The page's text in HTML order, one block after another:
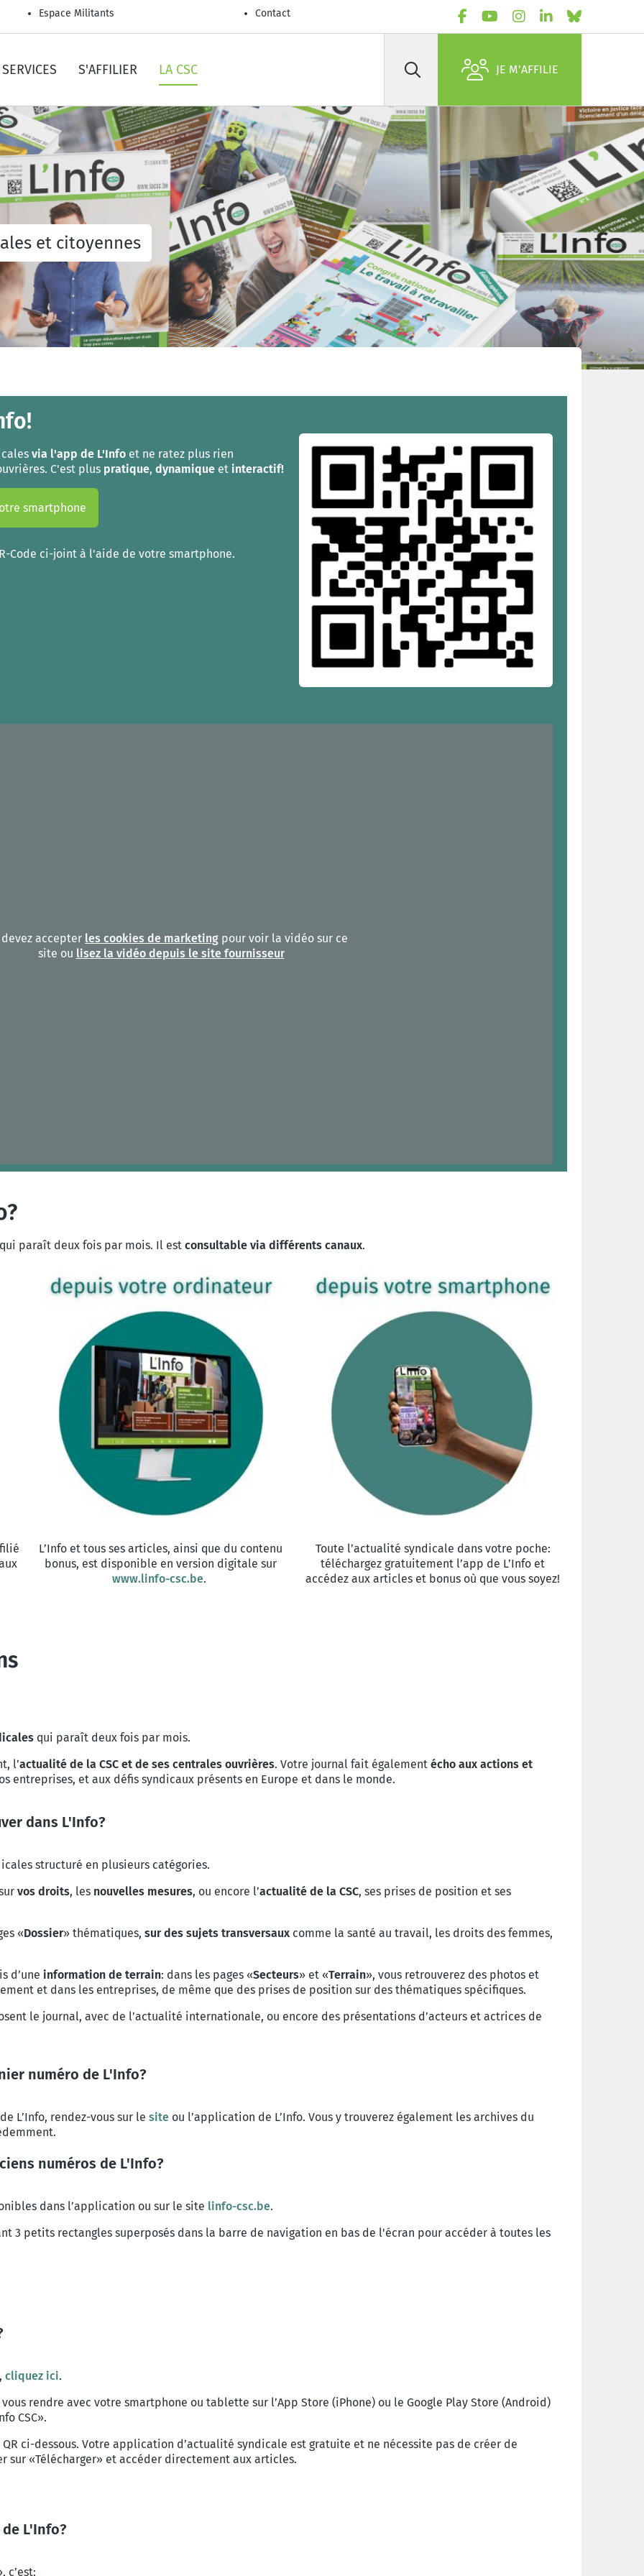
Espace Militants Contact
SERVICES S'AFFILIER LA CSC Rechercher JE M'AFFILIE
et citoyennes
via l'app de L'Info et ne ratez plus rien
C'est plus pratique, dynamique et interactif!
smartphone
Code ci-joint à l'aide de votre smartphone.
devez accepter les cookies de marketing pour voir la vidéo sur ce
site ou lisez la vidéo depuis le site fournisseur
paraît deux fois par mois. Il est consultable via différents canaux.
L’Info et tous ses articles, ainsi que du contenu
bonus, est disponible en version digitale sur
www.linfo-csc.be.
Toute l’actualité syndicale dans votre poche:
téléchargez gratuitement l’app de L’Info et
accédez aux articles et bonus où que vous soyez!
qui paraît deux fois par mois.
l’actualité de la CSC et de ses centrales ouvrières. Votre journal fait également écho aux actions et
entreprises, et aux défis syndicaux présents en Europe et dans le monde.
dans L'Info?
structuré en plusieurs catégories.
vos droits, les nouvelles mesures, ou encore l’actualité de la CSC, ses prises de position et ses
«Dossier» thématiques, sur des sujets transversaux comme la santé au travail, les droits des femmes,
d’une information de terrain: dans les pages «Secteurs» et «Terrain», vous retrouverez des photos et
et dans les entreprises, de même que des prises de position sur des thématiques spécifiques.
le journal, avec de l’actualité internationale, ou encore des présentations d’acteurs et actrices de
numéro de L'Info?
L’Info, rendez-vous sur le site ou l’application de L’Info. Vous y trouverez également les archives du
numéros de L'Info?
dans l’application ou sur le site linfo-csc.be.
3 petits rectangles superposés dans la barre de navigation en bas de l'écran pour accéder à toutes les
cliquez ici.
rendre avec votre smartphone ou tablette sur l’App Store (iPhone) ou le Google Play Store (Android)
CSC».
ci-dessous. Votre application d’actualité syndicale est gratuite et ne nécessite pas de créer de
sur «Télécharger» et accéder directement aux articles.
L'Info?
c’est: